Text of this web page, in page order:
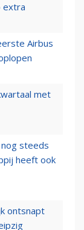
extra
Airbus
met
steeds
heeft ook
ontsnapt